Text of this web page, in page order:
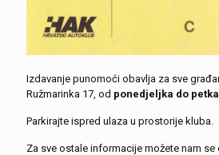
Izdavanje punomoći obavlja za sve
Ružmarinka 17, od ponedjeljka do petka
Parkirajte ispred ulaza u prostorije kluba.
Za sve ostale informacije možete nam